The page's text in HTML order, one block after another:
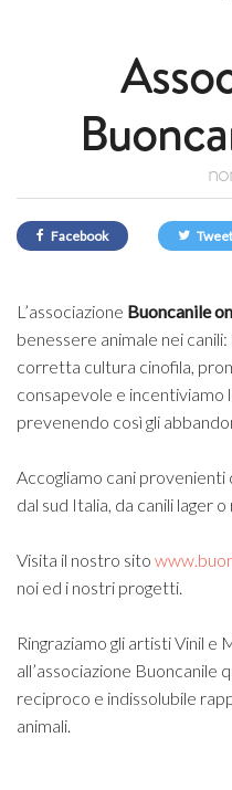
Facebook Tweet
L’associazione Buoncanile
benessere animale nei
corretta cultura cinofila,
consapevole e incentiviamo
prevenendo così gli
Accogliamo cani
dal sud Italia, da canili lager
Visita il nostro sito
noi ed i nostri progetti.
Ringraziamo gli artisti Vinil
all’associazione Buoncanile
reciproco e indissolubile
animali.